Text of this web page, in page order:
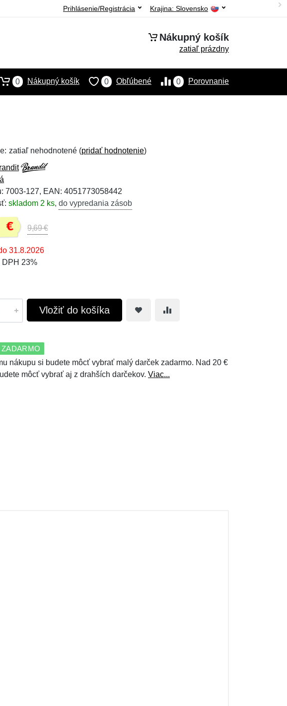
Krajina: Slovensko
Prihlásenie/Registrácia
Nákupný košík
zatiaľ prázdny
0 Porovnanie
0 Obľúbené
0 Nákupný košík
zatiaľ nehodnotené (pridať hodnotenie)
7003-127, EAN: 4051773058442
skladom 2 ks, do vypredania zásob
€ 9,69 €
31.8.2026
DPH 23%
Vložiť do košíka
nákupu si budete môcť vybrať malý darček zadarmo. Nad 20 €
môcť vybrať aj z drahších darčekov. Viac...